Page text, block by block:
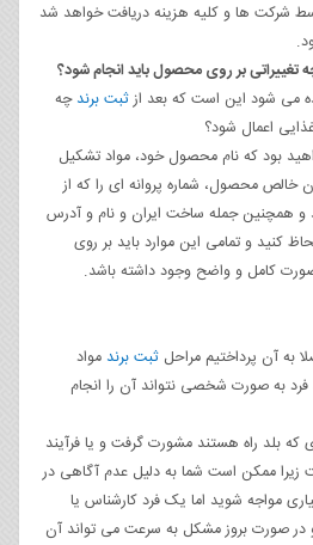
شرکت‌ ها و کلیه هزینه دریافت خواهد شد
تغییراتی بر روی محصول باید انجام شود؟
می‌ شود این است که بعد ازثبت برندچه
اعمال شود؟
بود که نام محصول خود، مواد تشکیل‌
خالص محصول، شماره پروانه ای را که از
و همچنین جمله‌ ساخت ایران و نام و آدرس
کنید و تمامی این موارد باید بر روی
کامل و واضح وجود داشته باشد.
به آن پرداختیم مراحل ثبت برند مواد
به صورت شخصی نتواند آن را انجام
که بلد راه هستند مشورت گرفت و یا فرآیند
زیرا ممکن است شما به دلیل عدم آگاهی در
مواجه شوید اما یک فرد کارشناس یا
در صورت بروز مشکل به سرعت می تواند آن